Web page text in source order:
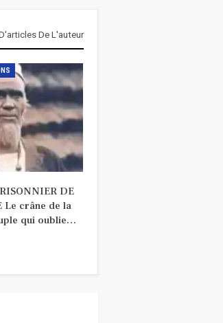
De L'auteur
DE
Le crâne de la
qui oublie…